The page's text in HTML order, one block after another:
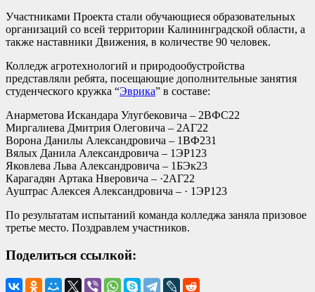
Участниками Проекта стали обучающиеся образовательных
организаций со всей территории Калининградской области, а
также наставники Движения, в количестве 90 человек.
Колледж агротехнологий и природообустройства
представляли ребята, посещающие дополнительные занятия
студенческого кружка “Эврика” в составе:
Анарметова Искандара Улугбековича – 2ВФС22
Миргалиева Дмитрия Олеговича – 2АГ22
Ворона Данилы Александровича – 1ВФ231
Вялых Данила Александровича – 1ЭР123
Яковлева Льва Александровича – 1БЭк23
Карагадян Артака Нверовича – ·2АГ22
Ауштрас Алексея Александровича – · 1ЭР123
По результатам испытаний команда колледжа заняла призовое
третье место. Поздравлем участников.
Поделиться ссылкой: